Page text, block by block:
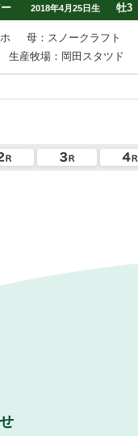
2018年4月25日生 牡3
母：スノークラフト
生産牧場：岡田スタツド